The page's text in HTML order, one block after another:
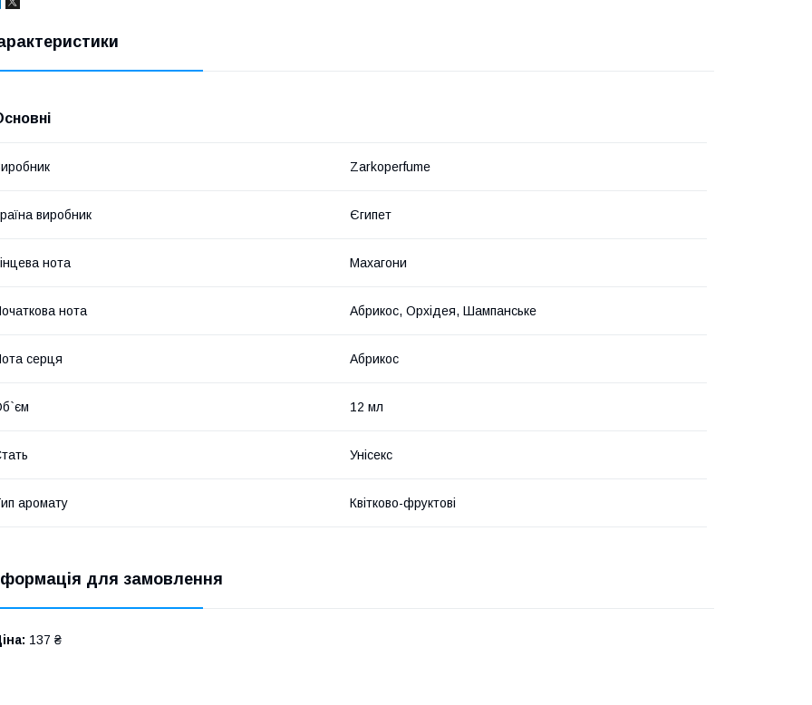
Zarkoperfume
виробник Єгипет
нота Махагони
нота Абрикос, Орхідея, Шампанське
серця Абрикос
12 мл
Унісекс
аромату Квітково-фруктові
для замовлення
137 ₴